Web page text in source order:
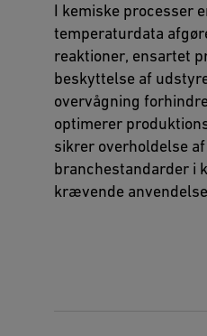
I kemiske processer
temperaturdata
reaktioner, ensartet
beskyttelse af
overvågning
optimerer
sikrer overholdelse
branchestandarder i
krævende